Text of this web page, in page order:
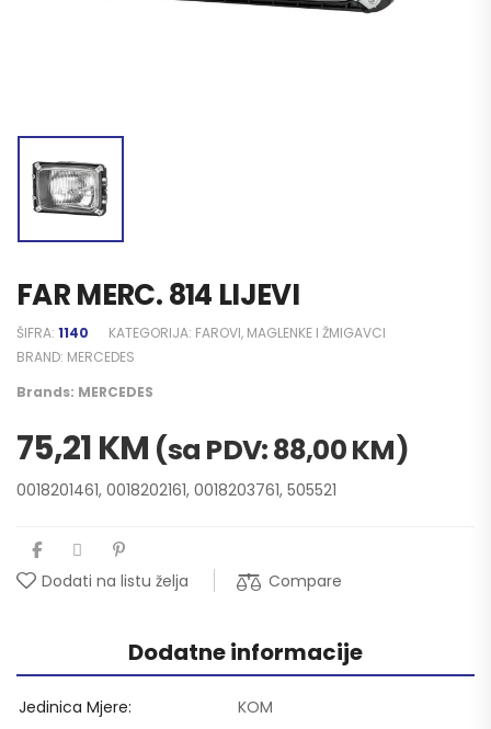
FAR MERC. 814 LIJEVI
ŠIFRA: 1140 KATEGORIJA: FAROVI, MAGLENKE I ŽMIGAVCI
BRAND: MERCEDES
Brands: MERCEDES
75,21KM (sa PDV:88,00KM)
0018201461, 0018202161, 0018203761, 505521
Dodati na listu želja Compare
Dodatne informacije
Jedinica Mjere KOM